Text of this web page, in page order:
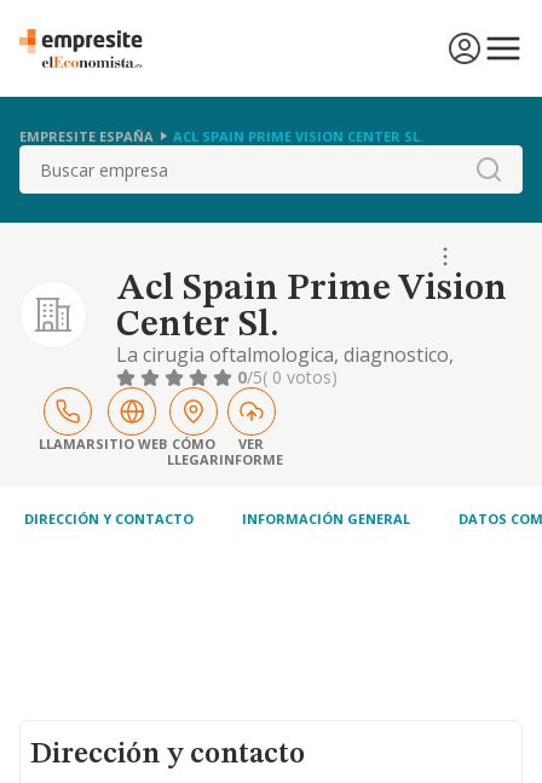
EMPRESITE ESPAÑA ACL SPAIN PRIME VISION CENTER SL.
Buscar
Acl Spain Prime Vision
Center Sl.
La cirugia oftalmologica, diagnostico,
tratamiento asi como la prevencion de
enfermedades oculares y en general
cualquier actividad cientifica en el campo de
la oftalmologia
0/5( 0 votos)
LLAMARSITIO WEB CÓMO
LLEGAR
VER
INFORME
DIRECCIÓN Y CONTACTO INFORMACIÓN GENERAL DATOS
Dirección y contacto